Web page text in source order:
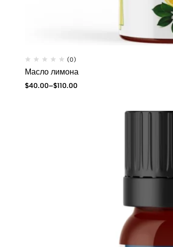
(0)
Масло лимона
$40.00–$110.00